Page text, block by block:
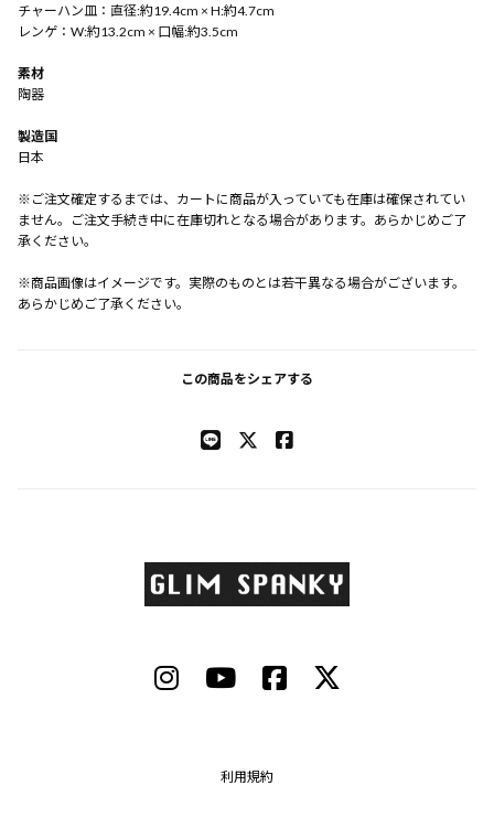
チャーハン皿：直径:約19.4cm × H:約4.7cm
レンゲ：W:約13.2cm × 口幅:約3.5cm
素材
陶器
製造国
日本
※ご注文確定するまでは、カートに商品が入っていても在庫は確保されてい
ません。ご注文手続き中に在庫切れとなる場合があります。あらかじめご了
承ください。
※商品画像はイメージです。実際のものとは若干異なる場合がございます。
あらかじめご了承ください。
この商品をシェアする
利用規約